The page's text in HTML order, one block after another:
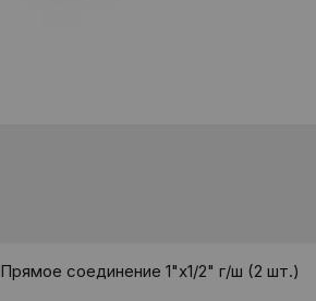
Прямое соединение 1"х1/2" г/ш (2 шт.)